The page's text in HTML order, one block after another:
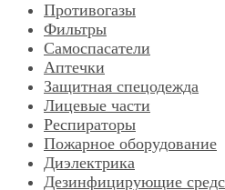
Противогазы
Фильтры
Самоспасатели
Аптечки
Защитная спецодежда
Лицевые части
Респираторы
Пожарное оборудование
Диэлектрика
Дезинфицирующие